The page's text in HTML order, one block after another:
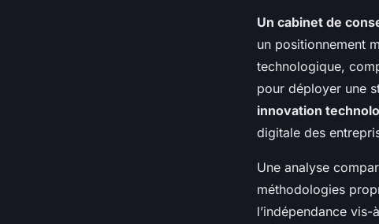
Un cabinet de
un positionnement
technologique,
pour déployer une
innovation
digitale des
Une analyse
méthodologies
l’indépendance